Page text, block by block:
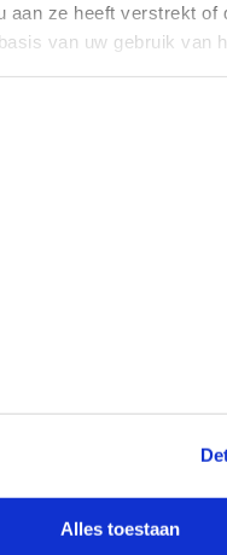
aan ze heeft verstrekt of
van uw gebruik van
Alles toestaan
je een vraaggezin
we werkzaam zijn in de
eerst meer op de pagina
is op dit moment